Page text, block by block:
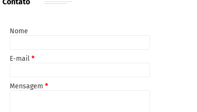
Nome
E-mail *
Mensagem *